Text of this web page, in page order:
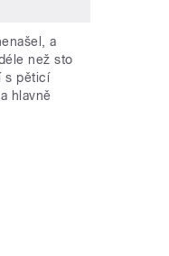
a
než sto
s pěticí
hlavně